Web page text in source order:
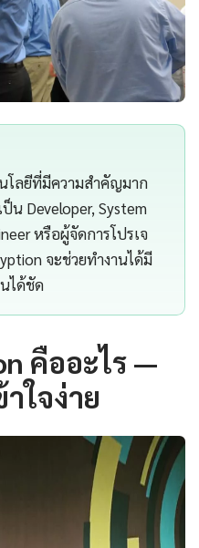
นโลยีที่มีความสำคัญมาก
น Developer, System
หรือผู้จัดการโปรเจ
จะช่วยทำงานได้มี
ได้ชัด
คืออะไร —
ใจง่าย